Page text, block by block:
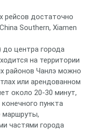
рейсов достаточно
Southern, Xiamen
до центра города
на территории
районов Чанлэ можно
или арендованном
около 20-30 минут,
пункта
маршруты,
частями города